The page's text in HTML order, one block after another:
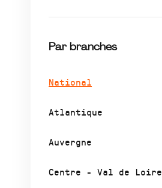
Par branches
National
Atlantique
Auvergne
Centre - Val de Loire